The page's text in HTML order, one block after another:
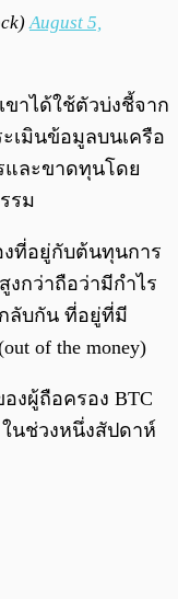
August 5,
าได้ใช้ตัวบ่งชี้จาก
ะเมินข้อมูลบนเครือ
และขาดทุนโดย
รม
ที่อยู่กับต้นทุนการ
กว่าถือว่ามีกำไร
กลับกัน ที่อยู่ที่มี
of the money)
งผู้ถือครอง BTC
นช่วงหนึ่งสัปดาห์